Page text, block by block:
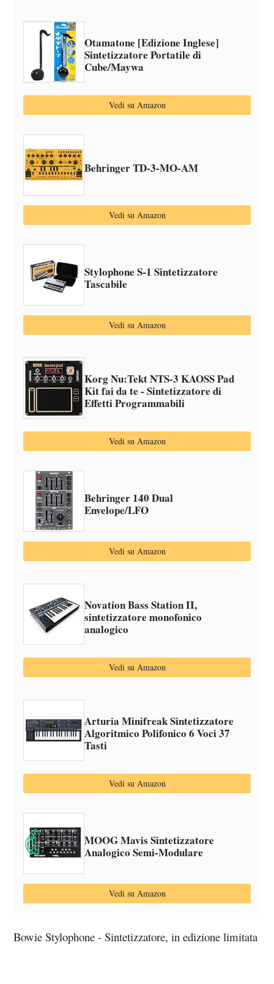
Otamatone [Edizione Inglese]
Sintetizzatore Portatile di
Cube/Maywa
Vedi su Amazon
Behringer TD-3-MO-AM
Vedi su Amazon
Stylophone S-1 Sintetizzatore
Tascabile
Vedi su Amazon
Korg Nu:Tekt NTS-3 KAOSS Pad
Kit fai da te - Sintetizzatore di
Effetti Programmabili
Vedi su Amazon
Behringer 140 Dual
Envelope/LFO
Vedi su Amazon
Novation Bass Station II,
sintetizzatore monofonico
analogico
Vedi su Amazon
Arturia Minifreak Sintetizzatore
Algoritmico Polifonico 6 Voci 37
Tasti
Vedi su Amazon
MOOG Mavis Sintetizzatore
Analogico Semi-Modulare
Vedi su Amazon
Bowie Stylophone - Sintetizzatore, in edizione limitata